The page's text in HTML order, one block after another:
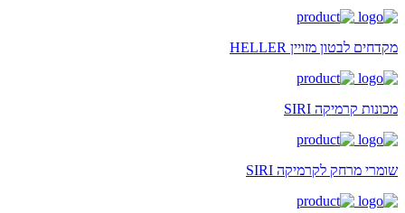
מקדחים לבטון מזויין HELLER
מכונות קרמיקה SIRI
שומרי מרחק לקרמיקה SIRI